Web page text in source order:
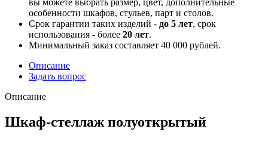
особенности шкафов, стульев, парт и столов.
Срок гарантии таких изделий - до 5 лет, срок
использования - более 20 лет.
Минимальный заказ составляет 40 000 рублей.
Описание
Задать вопрос
Описание
Шкаф-стеллаж полуоткрытый